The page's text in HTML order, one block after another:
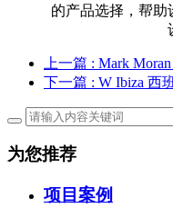
的产品选择，帮助
上一篇 : Mark
下一篇 : W Ibiza 西
为您推荐
项目案例